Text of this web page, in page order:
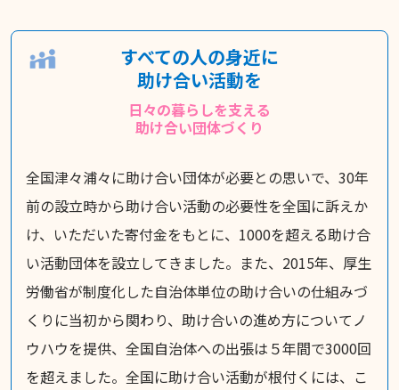
すべての人の身近に
助け合い活動を
日々の暮らしを支える
助け合い団体づくり
全国津々浦々に助け合い団体が必要との思いで、30年
前の設立時から助け合い活動の必要性を全国に訴えか
け、いただいた寄付金をもとに、1000を超える助け合
い活動団体を設立してきました。また、2015年、厚生
労働省が制度化した自治体単位の助け合いの仕組みづ
くりに当初から関わり、助け合いの進め方についてノ
ウハウを提供、全国自治体への出張は５年間で3000回
を超えました。全国に助け合い活動が根付くには、こ